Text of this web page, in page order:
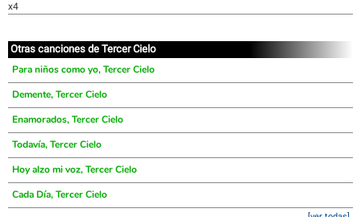
x4
Otras canciones de Tercer Cielo
Para niños como yo, Tercer Cielo
Demente, Tercer Cielo
Enamorados, Tercer Cielo
Todavía, Tercer Cielo
Hoy alzo mi voz, Tercer Cielo
Cada Día, Tercer Cielo